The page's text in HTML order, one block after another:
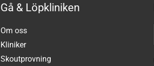
Gå & Löpkliniken
Om oss
Kliniker
Skoutprovning